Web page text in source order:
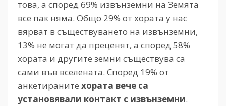
това, а според 69% извънземни на Земята
все пак няма. Общо 29% от хората у нас
вярват в съществуването на извънземни,
13% не могат да преценят, а според 58%
хората и другите земни съществува са
сами във вселената. Според 19% от
анкетираните хората вече са
установявали контакт с извънземни.